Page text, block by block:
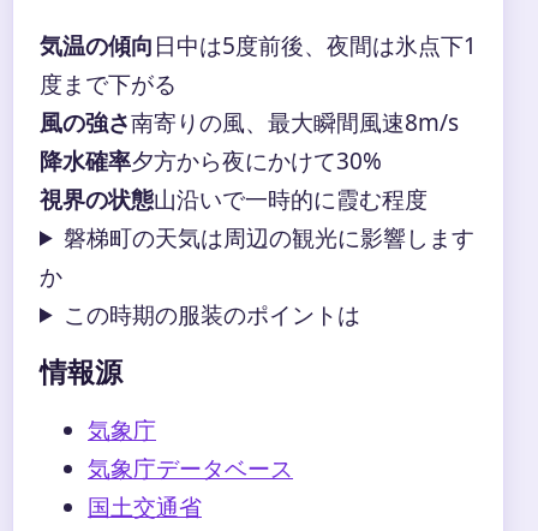
気温の傾向日中は5度前後、夜間は氷点下1
度まで下がる
風の強さ南寄りの風、最大瞬間風速8m/s
降水確率夕方から夜にかけて30%
視界の状態山沿いで一時的に霞む程度
磐梯町の天気は周辺の観光に影響します
か
この時期の服装のポイントは
情報源
気象庁
気象庁データベース
国土交通省